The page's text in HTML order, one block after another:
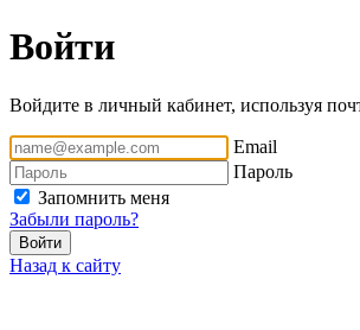
Войти
Войдите в личный кабинет, используя
Email
Пароль
Запомнить меня
Забыли пароль?
Войти
Назад к сайту